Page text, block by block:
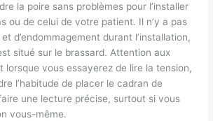
la poire sans problèmes pour l’installer
ou de celui de votre patient. Il n’y a pas
d’endommagement durant l’installation,
situé sur le brassard. Attention aux
lorsque vous essayerez de lire la tension,
l’habitude de placer le cadran de
une lecture précise, surtout si vous
vous-même.